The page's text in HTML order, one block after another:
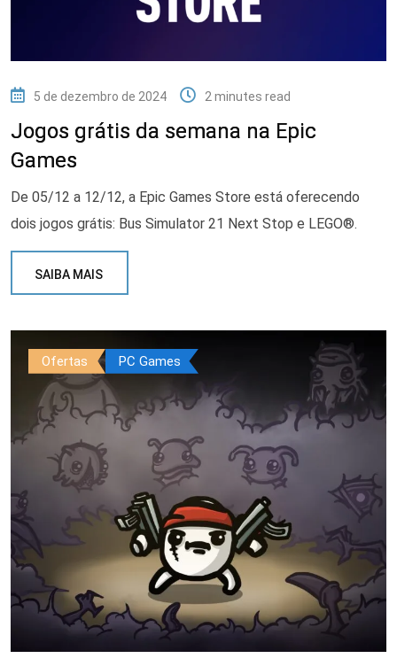
5 de dezembro de 2024 2 minutes read
Jogos grátis da semana na Epic
Games
De 05/12 a 12/12, a Epic Games Store está oferecendo
dois jogos grátis: Bus Simulator 21 Next Stop e LEGO®.
SAIBA MAIS
Ofertas PC Games